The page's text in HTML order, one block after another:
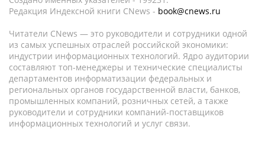
Редакция Индексной книги CNews - book@cnews.ru
Читатели CNews — это руководители и сотрудники одной
из самых успешных отраслей российской экономики:
индустрии информационных технологий. Ядро аудитории
составляют топ-менеджеры и технические специалисты
департаментов информатизации федеральных и
региональных органов государственной власти, банков,
промышленных компаний, розничных сетей, а также
руководители и сотрудники компаний-поставщиков
информационных технологий и услуг связи.